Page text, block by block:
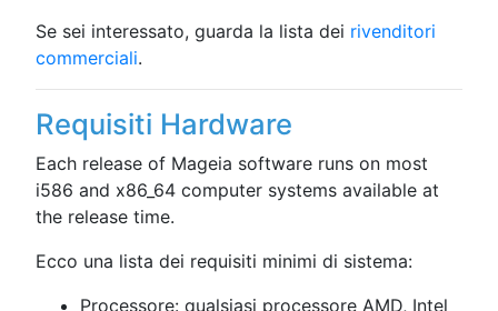
Se sei interessato, guarda la lista dei rivenditori
commerciali.
Requisiti Hardware
Each release of Mageia software runs on most
i586 and x86_64 computer systems available at
the release time.
Ecco una lista dei requisiti minimi di sistema:
Processore: qualsiasi processore AMD, Intel